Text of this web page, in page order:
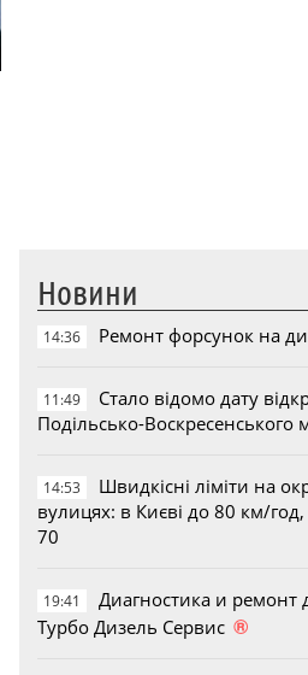
Новини
14:36 Ремонт форсунок на
11:49
Стало відомо дату
Подільсько-Воскресенського
14:53
Швидкісні ліміти на
вулицях: в Києві до 80 км/год,
70
19:41
Диагностика и ремонт
Турбо Дизель Сервис ®